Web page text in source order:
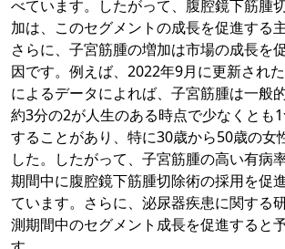
べています。したがって、腹腔鏡下筋腫
加は、このセグメントの成長を促進する
さらに、子宮筋腫の増加は市場の成長を
因です。例えば、2022年9月に更新され
によるデータによれば、子宮筋腫は一般
約3分の2が人生のある時点で少なくとも
することがあり、特に30歳から50歳の女
した。したがって、子宮筋腫の高い有病
期間中に腹腔鏡下筋腫切除術の採用を促
ています。さらに、泌尿器疾患に関する
測期間中のセグメント成長を促進すると